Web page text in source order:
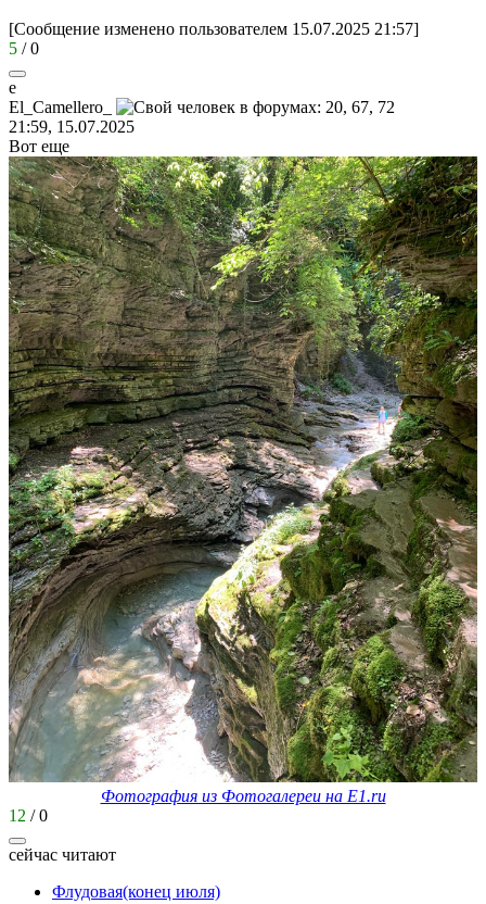
[Сообщение изменено пользователем 15.07.2025 21:57]
5 /0
e
El_Camellero_
21:59, 15.07.2025
Вот еще
Фотография из Фотогалереи на E1.ru
12 /0
сейчас читают
Флудовая(конец июля)